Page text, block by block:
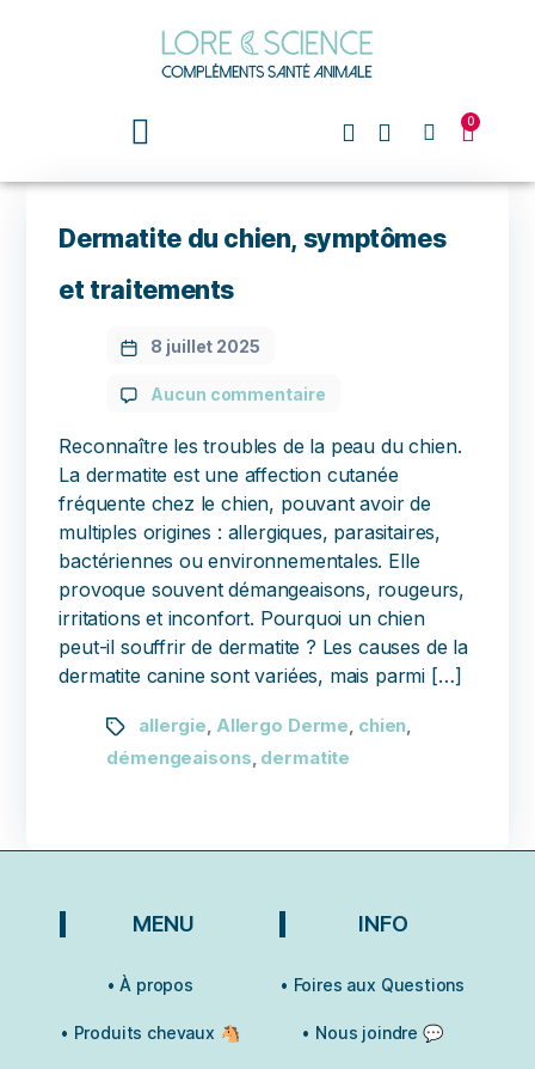
0
Dermatite du chien, symptômes
et traitements
8 juillet 2025
Aucun commentaire
Reconnaître les troubles de la peau du chien.
La dermatite est une affection cutanée
fréquente chez le chien, pouvant avoir de
multiples origines : allergiques, parasitaires,
bactériennes ou environnementales. Elle
provoque souvent démangeaisons, rougeurs,
irritations et inconfort. Pourquoi un chien
peut-il souffrir de dermatite ? Les causes de la
dermatite canine sont variées, mais parmi […]
allergie Allergo Derme chien
démengeaisons dermatite
MENU
• À propos
• Produits chevaux 🐴
INFO
• Foires aux Questions
• Nous joindre 💬